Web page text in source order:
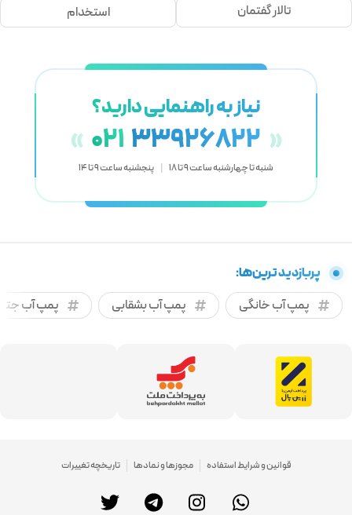
تالار گفتمان
استخدام
نیاز به راهنمایی دارید؟
« 021 33926822 »
شنبه تا چهارشنبه ساعت 9 تا 18 | پنجشنبه ساعت 9 تا 14
پربازدید ترین‌ها:
پمپ آب خانگی
پمپ آب بشقابی پمپ آب
قوانین و شرایط استفاده مجوزها و نمادها تاریخچه تغییرات